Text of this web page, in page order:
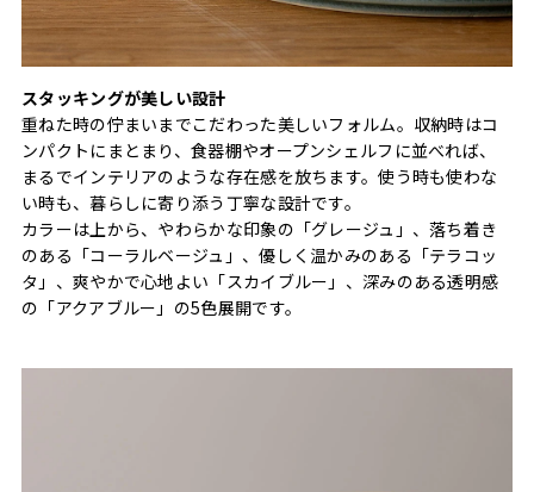
スタッキングが美しい設計
重ねた時の佇まいまでこだわった美しいフォルム。収納時はコ
ンパクトにまとまり、食器棚やオープンシェルフに並べれば、
まるでインテリアのような存在感を放ちます。使う時も使わな
い時も、暮らしに寄り添う丁寧な設計です。
カラーは上から、やわらかな印象の「グレージュ」、落ち着き
のある「コーラルベージュ」、優しく温かみのある「テラコッ
タ」、爽やかで心地よい「スカイブルー」、深みのある透明感
の「アクアブルー」の5色展開です。